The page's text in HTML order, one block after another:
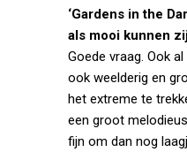
‘Gardens in the
als mooi kunnen
Goede vraag. Ook
ook weelderig en
het extreme te
een groot
fijn om dan nog